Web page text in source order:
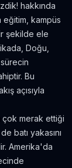
Kanalı
hakkında
eğitim, kampüs
şekilde ele
Doğu,
Bu
açısıyla
çok merak ettiği
batı yakasını
Amerika'da